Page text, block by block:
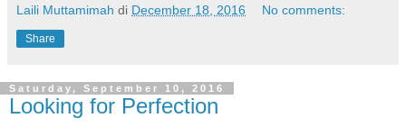
Laili Muttamimah di December 18, 2016 No comments:
Share
Saturday, September 10, 2016
Looking for Perfection